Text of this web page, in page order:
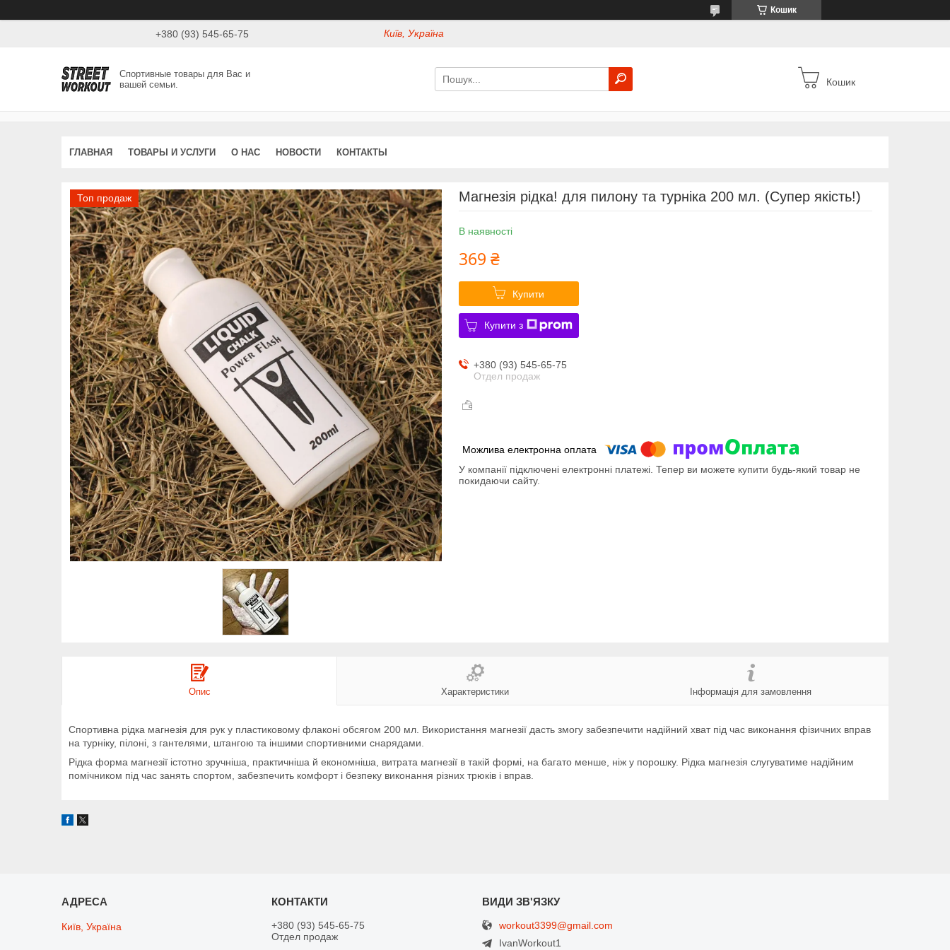
Кошик
+380 (93) 545-65-75 Київ, Україна
Спортивные товары для Вас и
вашей семьи.
Кошик
ГЛАВНАЯ ТОВАРЫ И УСЛУГИ О НАС НОВОСТИ КОНТАКТЫ
Топ продаж Магнезія рідка! для пилону та турніка 200 мл. (Супер якість!)
В наявності
369 ₴
Купити
Купити з
+380 (93) 545-65-75
Отдел продаж
У компанії підключені електронні платежі. Тепер ви можете купити будь-який товар не
покидаючи сайту.
Опис Характеристики Інформація для замовлення
Спортивна рідка магнезія для рук у пластиковому флаконі обсягом 200 мл. Використання магнезії дасть змогу забезпечити надійний хват під час виконання фізичних вправ
на турніку, пілоні, з гантелями, штангою та іншими спортивними снарядами.
Рідка форма магнезії істотно зручніша, практичніша й економніша, витрата магнезії в такій формі, на багато менше, ніж у порошку. Рідка магнезія слугуватиме надійним
помічником під час занять спортом, забезпечить комфорт і безпеку виконання різних трюків і вправ.
Київ, Україна
+380 (93) 545-65-75
Отдел продаж
workout3399@gmail.com
IvanWorkout1